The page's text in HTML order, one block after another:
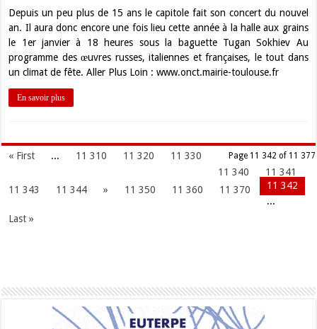
Depuis un peu plus de 15 ans le capitole fait son concert du nouvel
an. Il aura donc encore une fois lieu cette année à la halle aux grains
le 1er janvier à 18 heures sous la baguette Tugan Sokhiev Au
programme des œuvres russes, italiennes et françaises, le tout dans
un climat de fête. Aller Plus Loin : www.onct.mairie-toulouse.fr
En savoir plus
Page 11 342 of 11 377
« First ... 11 310 11 320
11 330
11 340
11 341
11 342
11 343 11 344 » 11 350 11 360
11 370
...
Last »